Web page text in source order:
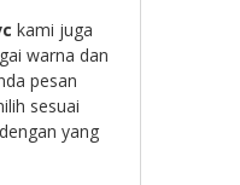
kami juga
warna dan
pesan
sesuai
yang